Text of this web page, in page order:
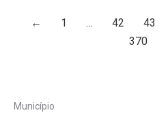
← 1 … 42 43
370
Município